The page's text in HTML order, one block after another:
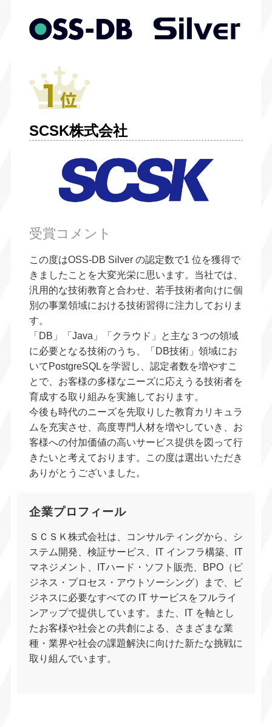
SCSK株式会社
受賞コメント
この度はOSS-DB Silver の認定数で1 位を獲得で
きましたことを大変光栄に思います。当社では、
汎用的な技術教育と合わせ、若手技術者向けに個
別の事業領域における技術習得に注力しておりま
す。
「DB」「Java」「クラウド」と主な３つの領域
に必要となる技術のうち、「DB技術」領域にお
いてPostgreSQLを学習し、認定者数を増やすこ
とで、お客様の多様なニーズに応えうる技術者を
育成する取り組みを実施しております。
今後も時代のニーズを先取りした教育カリキュラ
ムを充実させ、高度専門人材を増やしていき、お
客様への付加価値の高いサービス提供を図って行
きたいと考えております。この度は選出いただき
ありがとうございました。
企業プロフィール
ＳＣＳＫ株式会社は、コンサルティングから、シ
ステム開発、検証サービス、IT インフラ構築、IT
マネジメント、ITハード・ソフト販売、BPO（ビ
ジネス・プロセス・アウトソーシング）まで、ビ
ジネスに必要なすべての IT サービスをフルライ
ンアップで提供しています。また、IT を軸とし
たお客様や社会との共創による、さまざまな業
種・業界や社会の課題解決に向けた新たな挑戦に
取り組んでいます。